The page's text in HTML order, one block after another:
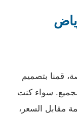
قمنا بتصميم
سواء كنت
مقابل السعر،